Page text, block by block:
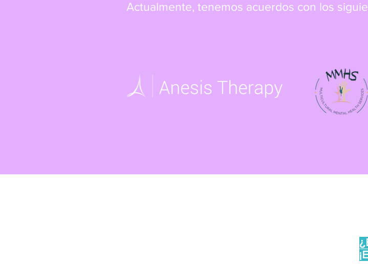
Actualmente, tenemos acuerdos con los